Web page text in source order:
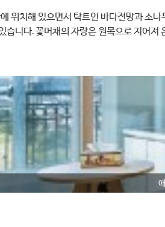
위치해 있으면서 탁트인 바다전망과 소
습니다. 꽃머채의 자랑은 원목으로 지어